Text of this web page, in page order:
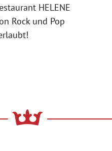
HELENE
Rock und Pop